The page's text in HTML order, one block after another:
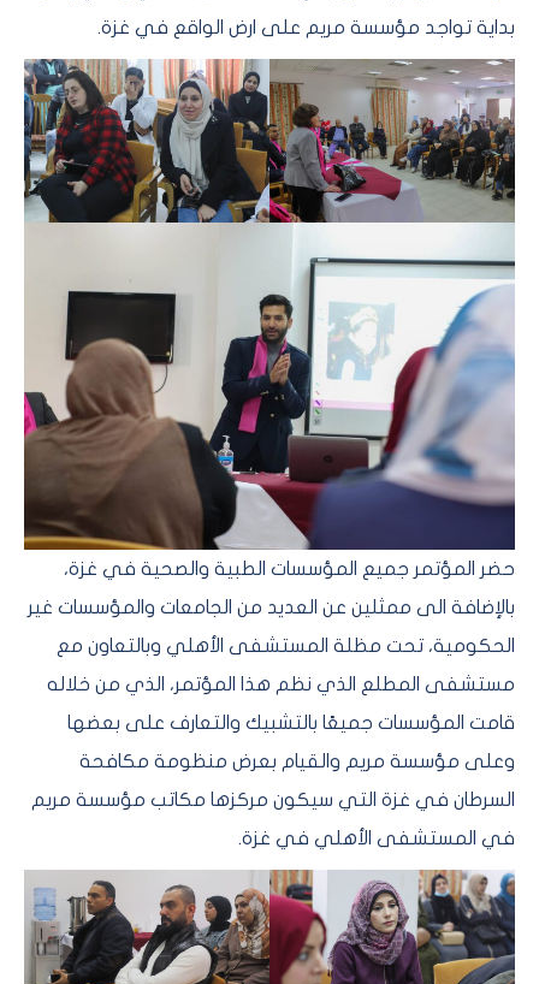
بداية تواجد مؤسسة مريم على ارض الواقع في غزة.
حضر المؤتمر جميع المؤسسات الطبية والصحية في غزة،
بالإضافة الى ممثلين عن العديد من الجامعات والمؤسسات غير
الحكومية، تحت مظلة المستشفى الأهلي وبالتعاون مع
مستشفى المطلع الذي نظم هذا المؤتمر، الذي من خلاله
قامت المؤسسات جميعًا بالتشبيك والتعارف على بعضها
وعلى مؤسسة مريم والقيام بعرض منظومة مكافحة
السرطان في غزة التي سيكون مركزها مكاتب مؤسسة مريم
في المستشفى الأهلي في غزة.